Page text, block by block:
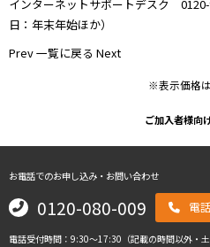
インターネットサポートデスク
日：年末年始ほか）
Prev一覧に戻る Next
※表示価格
ご加入者様向
お電話でのお申し込み・お問い合わせ
0120-080-009 電
電話受付時間：9:30～17:30（記載の時間以外・